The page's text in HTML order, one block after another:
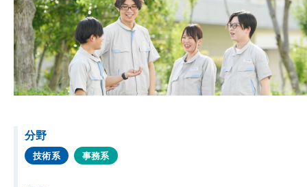
分野
技術系 事務系